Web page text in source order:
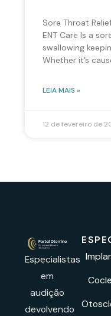
Sore Throat
ENT Care Is a
swallowing
Whether it’s
LEIA MAIS »
12 de fevereiro de
Especialistas
em
audição
devolvendo